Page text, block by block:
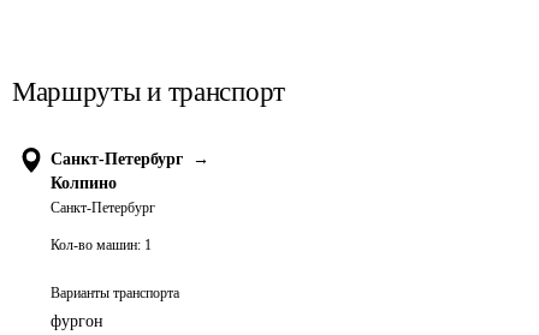
Маршруты и транспорт
Санкт-Петербург
→
Колпино
Санкт-Петербург
Кол-во машин: 1
Варианты транспорта
фургон